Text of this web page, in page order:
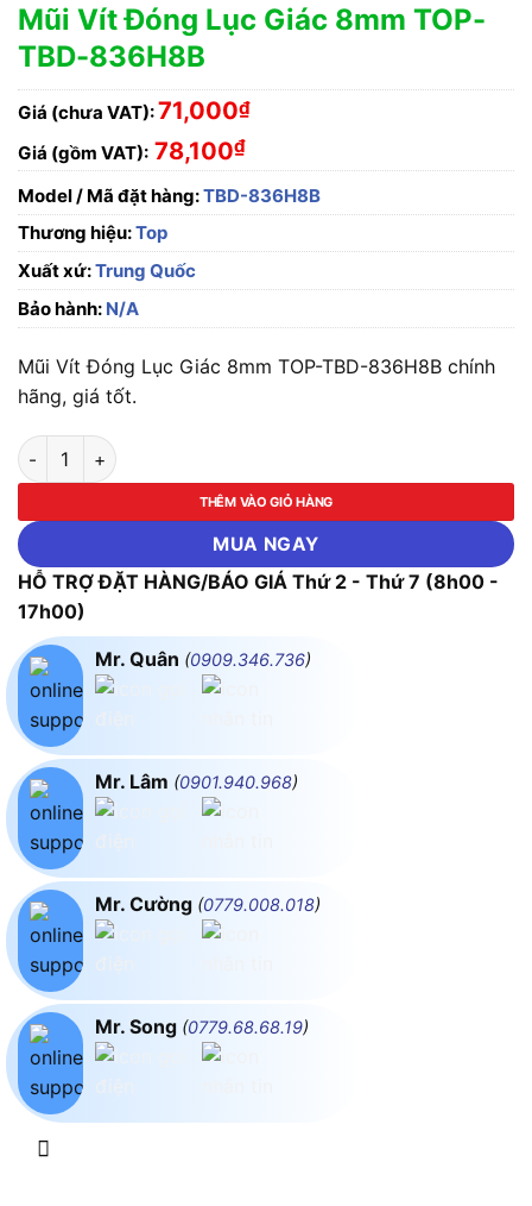
Mũi Vít Đóng Lục Giác 8mm TOP-
TBD-836H8B
Giá (chưa VAT):71,000₫
Giá (gồm VAT): 78,100₫
Model / Mã đặt hàng:TBD-836H8B
Thương hiệu:Top
Xuất xứ:Trung Quốc
Bảo hành: N/A
Mũi Vít Đóng Lục Giác 8mm TOP-TBD-836H8B chính
hãng, giá tốt.
Mũi Vít Đóng Lục Giác 8mm TOP-TBD-836H8B số lượng
THÊM VÀO GIỎ HÀNG
MUA NGAY
HỖ TRỢ ĐẶT HÀNG/BÁO GIÁ Thứ 2 - Thứ 7 (8h00 -
17h00)
Mr. Quân (0909.346.736)
Mr. Lâm (0901.940.968)
Mr. Cường (0779.008.018)
Mr. Song (0779.68.68.19)